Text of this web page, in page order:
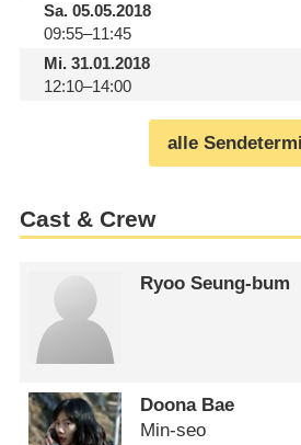
Sa.05.05.2018
09:55–11:45
Mi.31.01.2018
12:10–14:00
alle
Cast & Crew
Ryoo Seung-bum
Doona Bae
Min-seo